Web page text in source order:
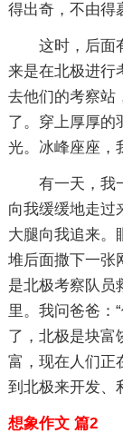
得出奇，不由得
这时，后面
来是在北极进行
去他们的考察站
了。穿上厚厚的
光。冰峰座座，
有一天，我
向我缓缓地走过
大腿向我追来。
堆后面撒下一张
是北极考察队员
里。我问爸爸：
了，北极是块富
富，现在人们正
到北极来开发、
想象作文 篇2